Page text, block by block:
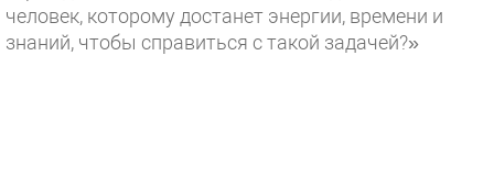
человек, которому достанет энергии, времени и
знаний, чтобы справиться с такой задачей?»